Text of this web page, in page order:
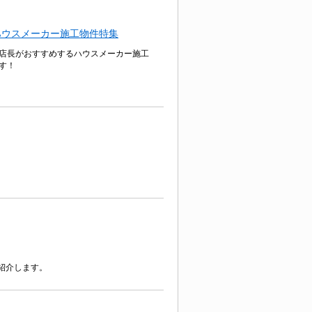
スメーカー施工物件特集
長がおすすめするハウスメーカー施工
！
します。